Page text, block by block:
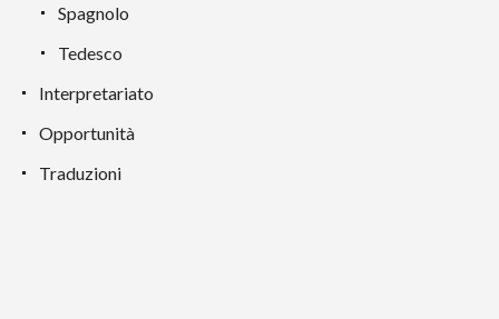
Spagnolo
Tedesco
Interpretariato
Opportunità
Traduzioni